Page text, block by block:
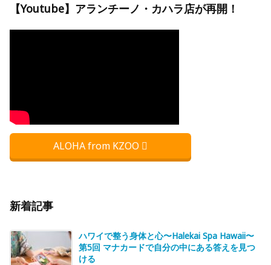
【Youtube】アランチーノ・カハラ店が再開！
ALOHA from KZOO
新着記事
ハワイで整う身体と心〜Halekai Spa Hawaii〜
第5回 マナカードで自分の中にある答えを見つ
ける